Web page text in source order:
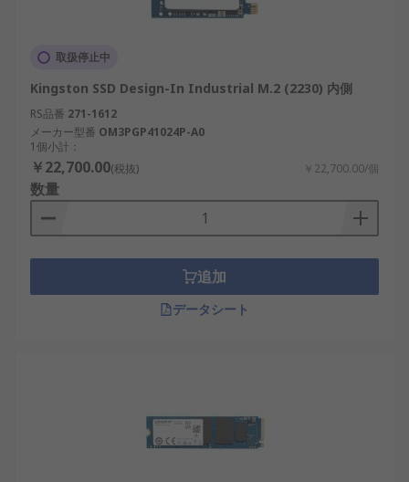
取扱停止中
Kingston SSD Design-In Industrial M.2 (2230) 内側
RS品番 271-1612
メーカー型番 OM3PGP41024P-A0
1個小計：
￥22,700.00(税抜) ￥22,700.00/個
数量
追加
データシート